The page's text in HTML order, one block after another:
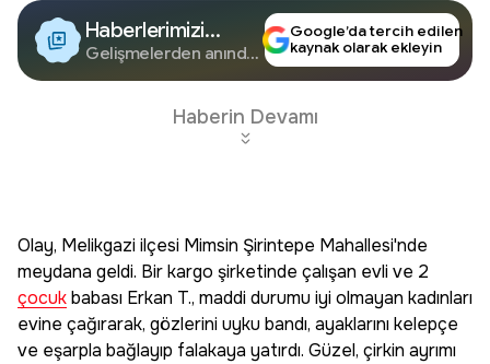
Haberlerimizi
Google'da Takip
Edin
Gelişmelerden anında
Google’da tercih edilen
kaynak olarak ekleyin
Haberin Devamı
Olay, Melikgazi ilçesi Mimsin Şirintepe Mahallesi'nde
meydana geldi. Bir kargo şirketinde çalışan evli ve 2
çocukbabası Erkan T., maddi durumu iyi olmayan kadınları
evine çağırarak, gözlerini uyku bandı, ayaklarını kelepçe
ve eşarpla bağlayıp falakaya yatırdı. Güzel, çirkin ayrımı